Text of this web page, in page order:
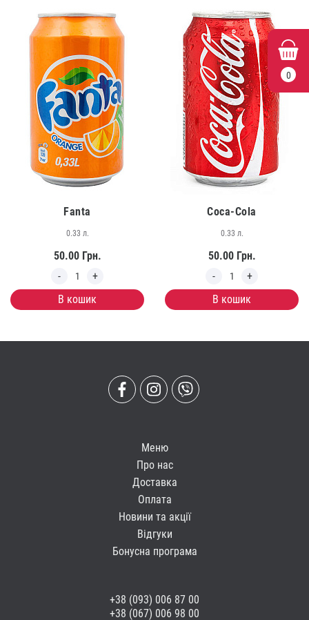
0
Fanta
0.33 л.
50.00Грн.
В кошик
Coca-Cola
0.33 л.
50.00Грн.
В кошик
Меню
Про нас
Доставка
Оплата
Новини та акції
Відгуки
Бонусна програма
+38 (093) 006 87 00
+38 (067) 006 98 00